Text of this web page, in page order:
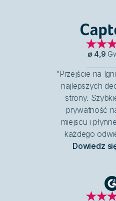
∅ 4,9
"Przejście na
najlepszych
strony.
prywatność
miejscu i
każdego
Dowiedz